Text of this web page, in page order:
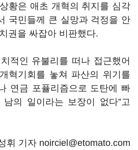
황은 애초 개혁의 취지를 심각
국민들께 큰 실망과 걱정을 안
권을 싸잡아 비판했다.
적인 유불리를 떠나 접근했어
혁기회를 놓쳐 파산의 위기를
연금 포퓰리즘으로 도탄에 빠
의 일이라는 보장이 없다”고
휘 기자 noirciel@etomato.com